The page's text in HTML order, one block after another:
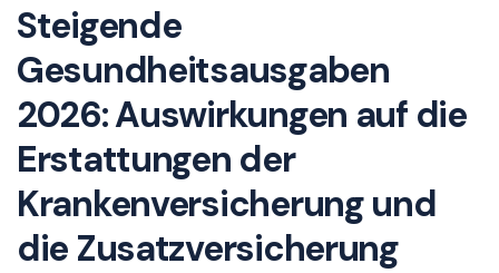
Steigende
Gesundheitsausgaben
2026: Auswirkungen auf die
Erstattungen der
Krankenversicherung und
die Zusatzversicherung